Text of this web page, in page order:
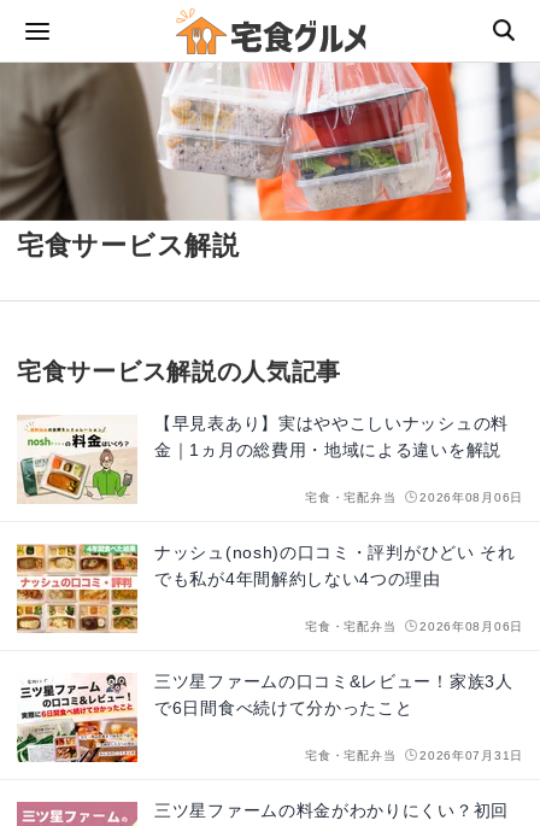
宅食サービス解説
宅食サービス解説の人気記事
【早見表あり】実はややこしいナッシュの料
金｜1ヵ月の総費用・地域による違いを解説
宅食・宅配弁当 2026年08月06日
ナッシュ(nosh)の口コミ・評判がひどい それ
でも私が4年間解約しない4つの理由
宅食・宅配弁当 2026年08月06日
三ツ星ファームの口コミ&レビュー！家族3人
で6日間食べ続けて分かったこと
宅食・宅配弁当 2026年07月31日
三ツ星ファームの料金がわかりにくい？初回